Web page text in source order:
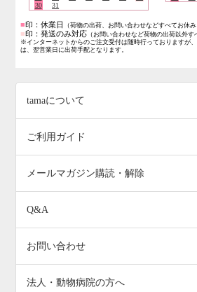
30
31
■印：休業日 （荷物の出荷、お問い合わせなどすべてお休み
■印：発送のみ対応 （お問い合わせなど荷物の出荷以外す
※インターネットからのご注文受付は随時行っておりますが
は、翌営業日に出荷手配となります。
tamaについて
ご利用ガイド
メールマガジン購読・解除
Q&A
お問い合わせ
法人・動物病院の方へ